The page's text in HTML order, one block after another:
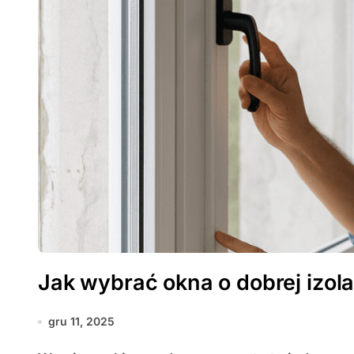
Jak wybrać okna o dobrej
gru 11, 2025